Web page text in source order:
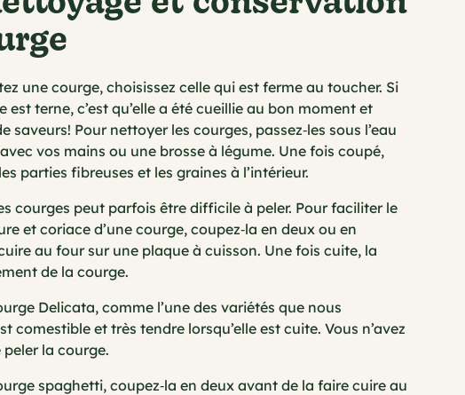
une courge, choisissez celle qui est ferme au toucher. Si
est terne, c’est qu’elle a été cueillie au bon moment et
saveurs! Pour nettoyer les courges, passez‑les sous l’eau
vos mains ou une brosse à légume. Une fois coupé,
parties fibreuses et les graines à l’intérieur.
courges peut parfois être difficile à peler. Pour faciliter le
et coriace d’une courge, coupez‑la en deux ou en
au four sur une plaque à cuisson. Une fois cuite, la
de la courge.
Delicata, comme l’une des variétés que nous
comestible et très tendre lorsqu’elle est cuite. Vous n’avez
la courge.
spaghetti, coupez‑la en deux avant de la faire cuire au